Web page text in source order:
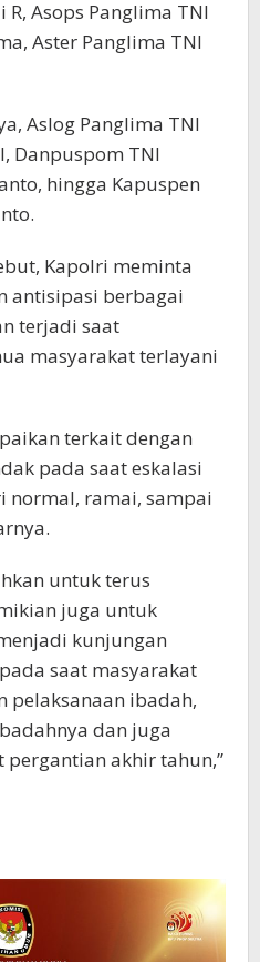
Asops Panglima TNI
Aster Panglima TNI
Aslog Panglima TNI
Danpuspom TNI
hingga Kapuspen
Kapolri meminta
antisipasi berbagai
terjadi saat
masyarakat terlayani
terkait dengan
pada saat eskalasi
normal, ramai, sampai
untuk terus
juga untuk
kunjungan
saat masyarakat
pelaksanaan ibadah,
dan juga
pergantian akhir tahun,”